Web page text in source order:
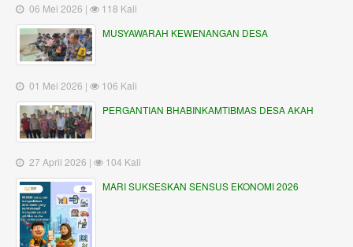
06 Mei 2026 |
118 Kali
MUSYAWARAH KEWENANGAN DESA
01 Mei 2026 |
106 Kali
PERGANTIAN BHABINKAMTIBMAS DESA AKAH
27 April 2026 |
104 Kali
MARI SUKSESKAN SENSUS EKONOMI 2026